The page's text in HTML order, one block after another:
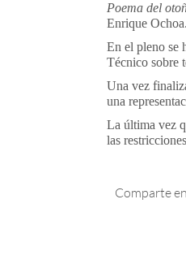
Poema del
Enrique Ochoa.
En el pleno se
Técnico sobre
Una vez
una
La última vez
las
Comparte en